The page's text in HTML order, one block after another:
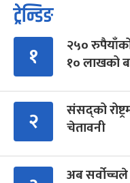
ट्रेन्डिङ
१
२५०
१० लाखको
२
संसद्को
चेतावनी
अब